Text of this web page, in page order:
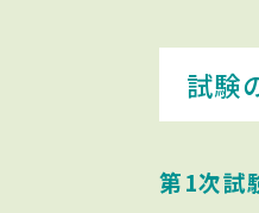
試験
第1次試